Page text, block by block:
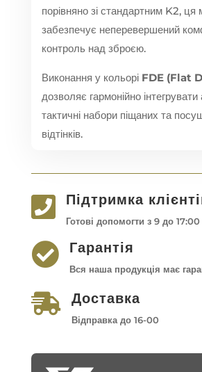
порівняно зі стандартним K2, ця
забезпечує неперевершений
контроль над зброєю.
Виконання у кольорі FDE (Flat
дозволяє гармонійно
тактичні набори піщаних та
відтінків.
 Підтримка
Готові допомогти з 9 до 17:00
 Гарантія
Вся наша продукція має
 Доставка
Відправка до 16-00